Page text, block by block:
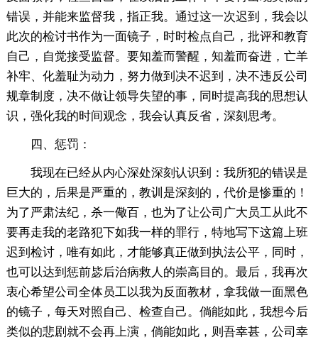
错误，并能来监督我，指正我。通过这一次迟到，我会以
此次的检讨书作为一面镜子，时时检点自己，批评和教育
自己，自觉接受监督。要知羞而警醒，知羞而奋进，亡羊
补牢、化羞耻为动力，努力做到决不迟到，决不违反公司
规章制度，决不做让领导失望的事，同时提高我的思想认
识，强化我的时间观念，我会认真反省，深刻思考。
四、惩罚：
我现在已经从内心深处深刻认识到：我所犯的错误是
巨大的，后果是严重的，教训是深刻的，代价是惨重的！
为了严肃法纪，杀一儆百，也为了让公司广大员工从此不
要再走我的老路犯下如我一样的罪行，特地写下这篇上班
迟到检讨，唯有如此，才能够真正做到执法公平，同时，
也可以达到惩前毖后治病救人的崇高目的。最后，我再次
衷心希望公司全体员工以我为反面教材，拿我做一面黑色
的镜子，每天对照自己、检查自己。倘能如此，我想今后
类似的悲剧就不会再上演，倘能如此，则吾幸甚，公司幸